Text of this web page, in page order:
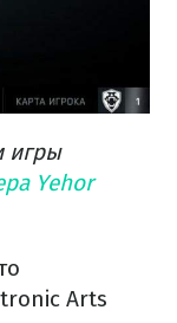
игры
Yehor
Arts